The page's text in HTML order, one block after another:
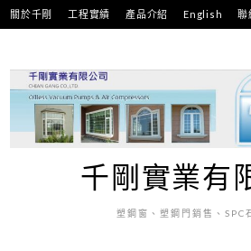
跳
至
要
內
關於千剛 工程實績 產品介紹 English 聯
千剛實業有
塑鋼窗、塑鋼門銷售、SPC